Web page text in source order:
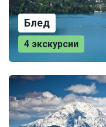
Блед
4 экскурсии